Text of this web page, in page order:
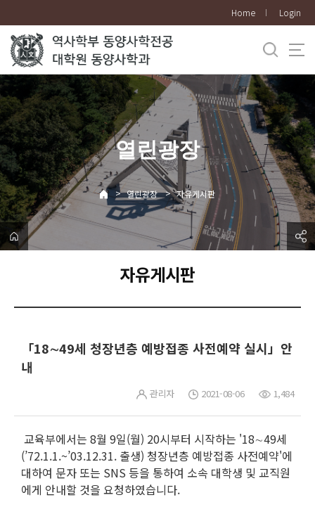
로
메
뉴
Home Login
열린광장
> 열린광장 > 자유게시판
자유게시판
「18∼49세 청장년층 예방접종 사전예약 실시」안
내
관리자 2021-08-06 1,484
교육부에서는 8월 9일(월) 20시부터 시작하는 '18∼49세
(’72.1.1.~’03.12.31. 출생) 청장년층 예방접종 사전예약'에
대하여 문자 또는 SNS 등을 통하여 소속 대학생 및 교직원
에게 안내할 것을 요청하였습니다.